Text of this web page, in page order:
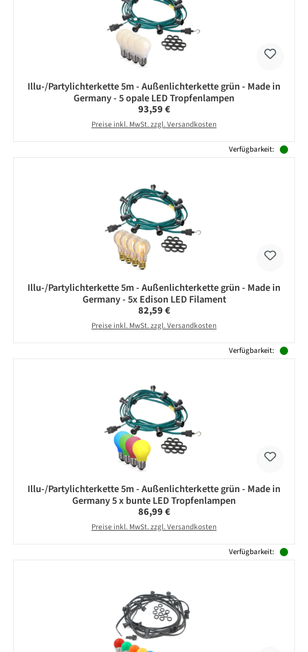
Illu-/Partylichterkette 5m - Außenlichterkette grün - Made in
Germany - 5 opale LED Tropfenlampen
Regulärer Preis:
93,59 €
Preise inkl. MwSt. zzgl. Versandkosten
Verfügbarkeit:
Illu-/Partylichterkette 5m - Außenlichterkette grün - Made in
Germany - 5x Edison LED Filament
Regulärer Preis:
82,59 €
Preise inkl. MwSt. zzgl. Versandkosten
Verfügbarkeit:
Illu-/Partylichterkette 5m - Außenlichterkette grün - Made in
Germany 5 x bunte LED Tropfenlampen
Regulärer Preis:
86,99 €
Preise inkl. MwSt. zzgl. Versandkosten
Verfügbarkeit: